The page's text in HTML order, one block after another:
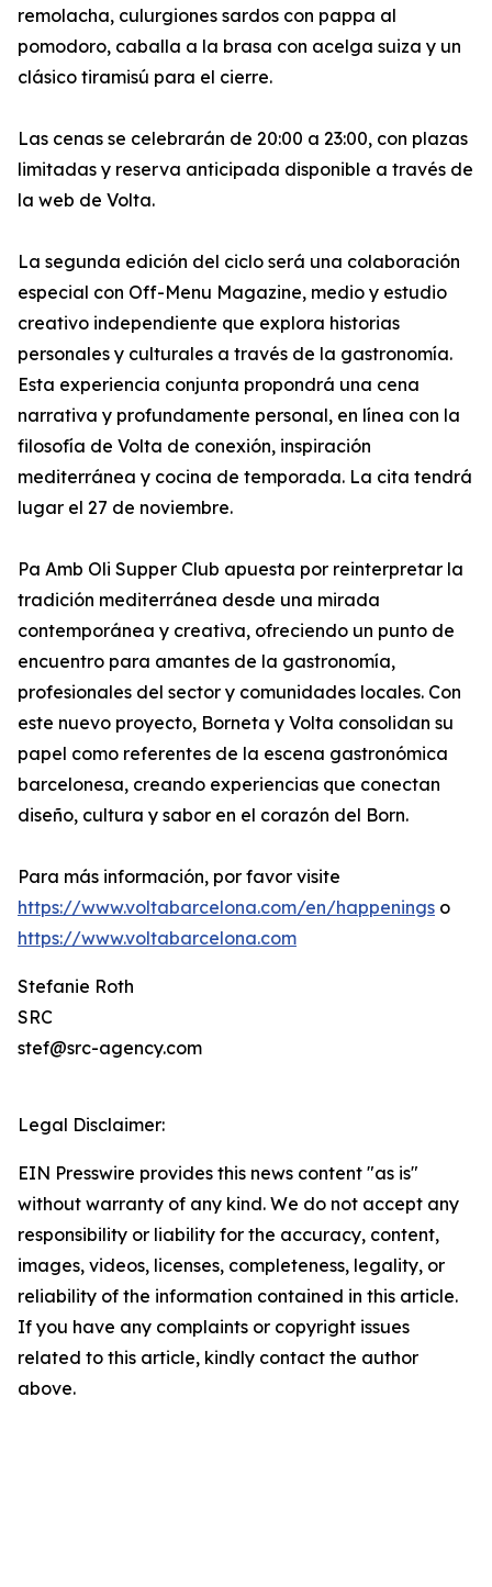
remolacha, culurgiones sardos con pappa al
pomodoro, caballa a la brasa con acelga suiza y un
clásico tiramisú para el cierre.
Las cenas se celebrarán de 20:00 a 23:00, con plazas
limitadas y reserva anticipada disponible a través de
la web de Volta.
La segunda edición del ciclo será una colaboración
especial con Off-Menu Magazine, medio y estudio
creativo independiente que explora historias
personales y culturales a través de la gastronomía.
Esta experiencia conjunta propondrá una cena
narrativa y profundamente personal, en línea con la
filosofía de Volta de conexión, inspiración
mediterránea y cocina de temporada. La cita tendrá
lugar el 27 de noviembre.
Pa Amb Oli Supper Club apuesta por reinterpretar la
tradición mediterránea desde una mirada
contemporánea y creativa, ofreciendo un punto de
encuentro para amantes de la gastronomía,
profesionales del sector y comunidades locales. Con
este nuevo proyecto, Borneta y Volta consolidan su
papel como referentes de la escena gastronómica
barcelonesa, creando experiencias que conectan
diseño, cultura y sabor en el corazón del Born.
Para más información, por favor visite
https://www.voltabarcelona.com/en/happenings o
https://www.voltabarcelona.com
Stefanie Roth
SRC
stef@src-agency.com
Legal Disclaimer:
EIN Presswire provides this news content "as is"
without warranty of any kind. We do not accept any
responsibility or liability for the accuracy, content,
images, videos, licenses, completeness, legality, or
reliability of the information contained in this article.
If you have any complaints or copyright issues
related to this article, kindly contact the author
above.